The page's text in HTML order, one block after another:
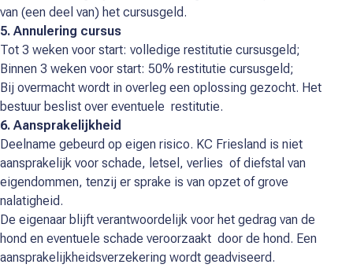
van (een deel van) het cursusgeld.
5. Annulering cursus
Tot 3 weken voor start: volledige restitutie cursusgeld;
Binnen 3 weken voor start: 50% restitutie cursusgeld;
Bij overmacht wordt in overleg een oplossing gezocht. Het
bestuur beslist over eventuele restitutie.
6. Aansprakelijkheid
Deelname gebeurd op eigen risico. KC Friesland is niet
aansprakelijk voor schade, letsel, verlies of diefstal van
eigendommen, tenzij er sprake is van opzet of grove
nalatigheid.
De eigenaar blijft verantwoordelijk voor het gedrag van de
hond en eventuele schade veroorzaakt door de hond. Een
aansprakelijkheidsverzekering wordt geadviseerd.